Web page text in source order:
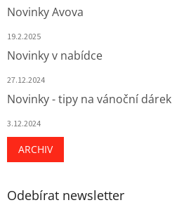
Novinky Avova
19.2.2025
Novinky v nabídce
27.12.2024
Novinky - tipy na vánoční dárek
3.12.2024
ARCHIV
Odebírat newsletter